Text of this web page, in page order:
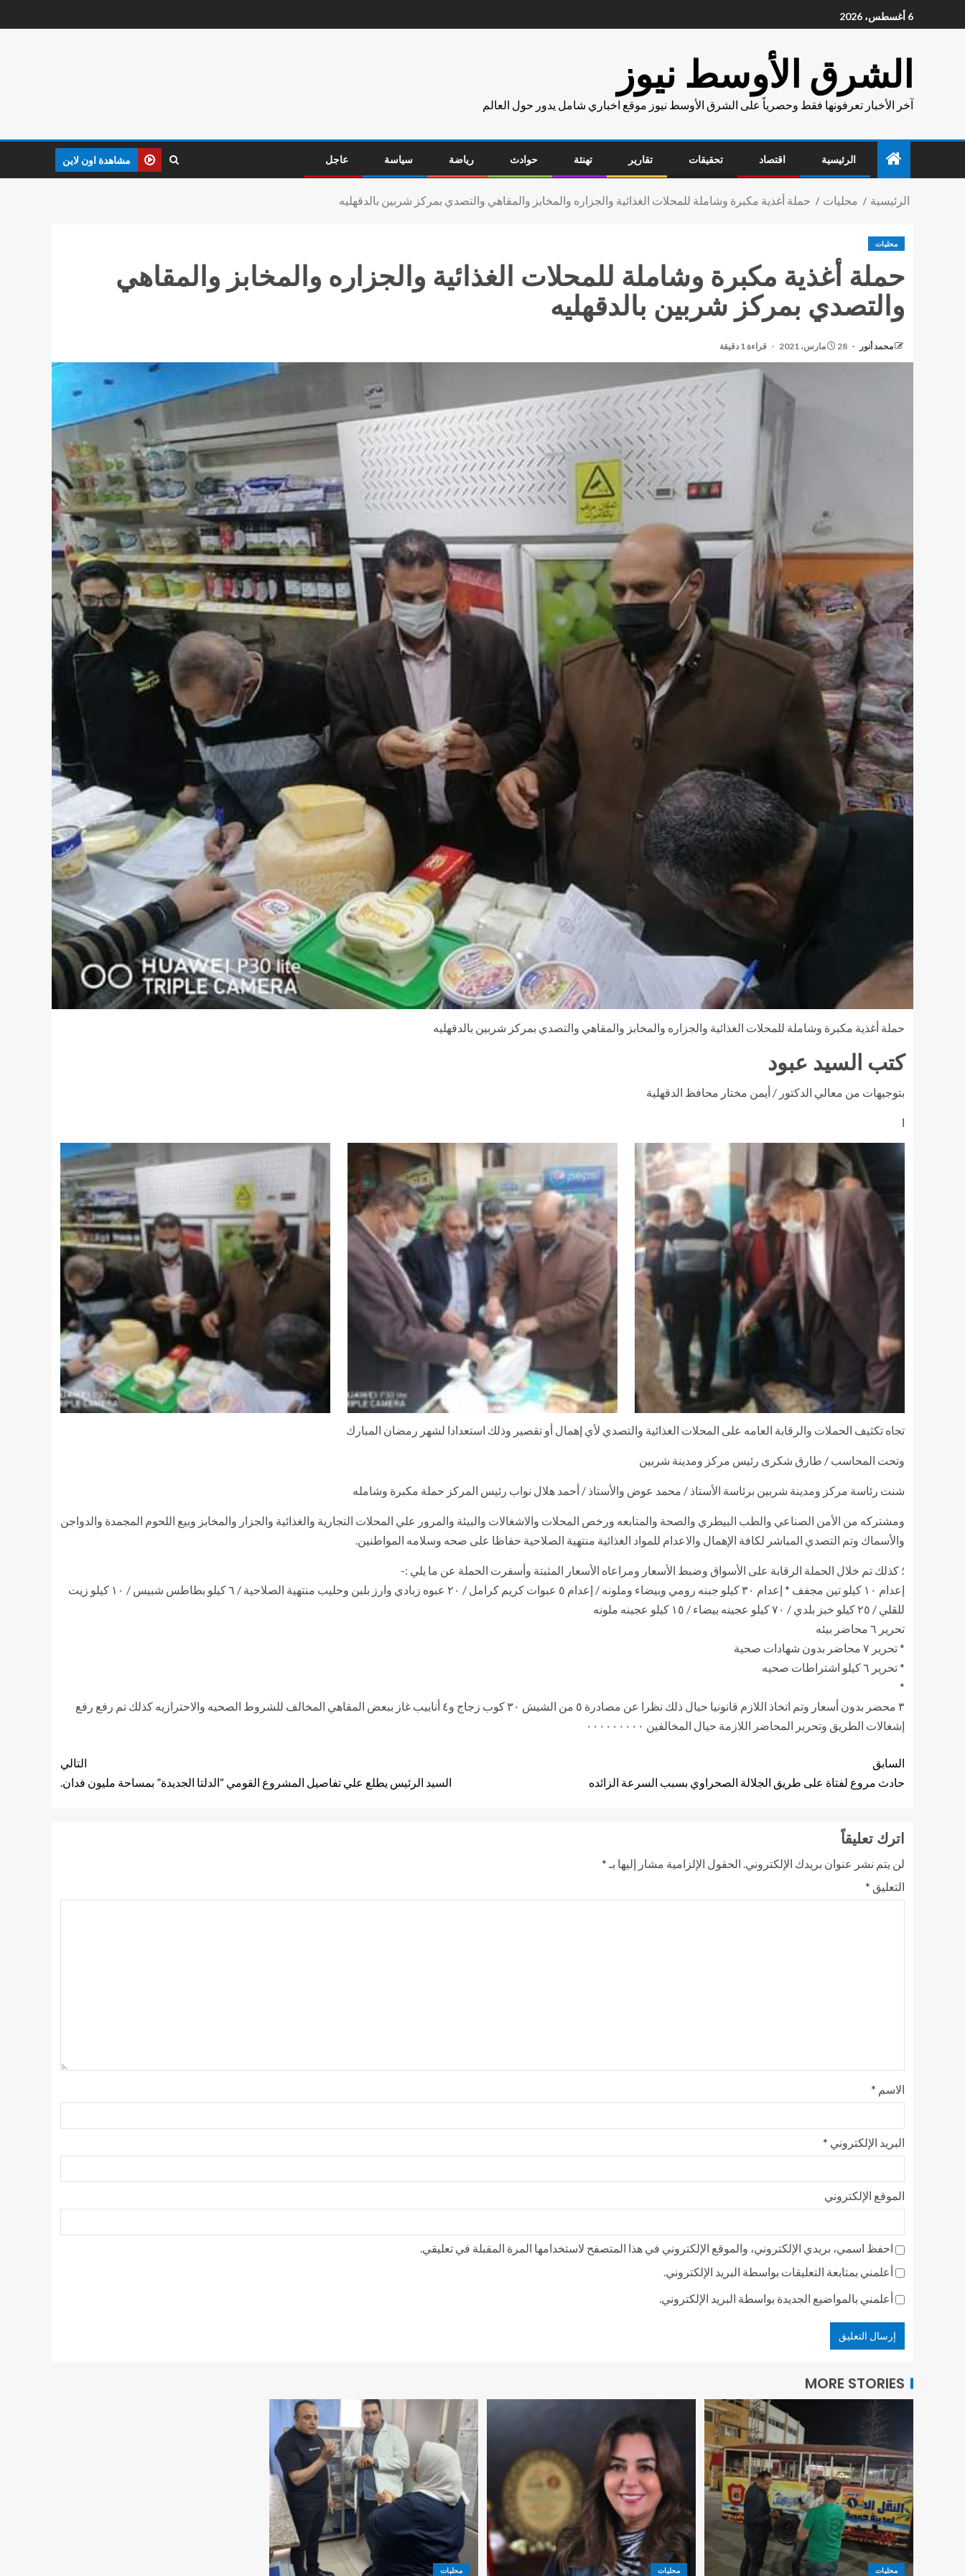
6 أغسطس، 2026
الشرق الأوسط نيوز
آخر الأخبار تعرفونها فقط وحصرياً على الشرق الأوسط نيوز موقع اخباري شامل يدور حول العالم
الرئيسية اقتصاد تحقيقات تقارير تهنئة حوادث رياضة سياسة عاجل مشاهدة اون لاين
الرئيسية محليات حملة أغذية مكبرة وشاملة للمحلات الغذائية والجزاره والمخابز والمقاهي والتصدي بمركز شربين بالدقهليه
محليات
حملة أغذية مكبرة وشاملة للمحلات الغذائية والجزاره والمخابز والمقاهي
والتصدي بمركز شربين بالدقهليه
محمد أنور 28 مارس، 2021 قراءة 1 دقيقة
حملة أغذية مكبرة وشاملة للمحلات الغذائية والجزاره والمخابز والمقاهي والتصدي بمركز شربين بالدقهليه
كتب السيد عبود
بتوجيهات من معالي الدكتور / أيمن مختار محافظ الدقهلية
ا
تجاه تكثيف الحملات والرقابة العامه على المحلات الغذائية والتصدي لأي إهمال أو تقصير وذلك استعدادا لشهر رمضان المبارك
وتحت المحاسب / طارق شكرى رئيس مركز ومدينة شربين
شنت رئاسة مركز ومدينة شربين برئاسة الأستاذ / محمد عوض والأستاذ / أحمد هلال نواب رئيس المركز حملة مكبرة وشامله
ومشتركه من الأمن الصناعي والطب البيطري والصحة والمتابعه ورخص المحلات والاشغالات والبيئة والمرور علي المحلات التجارية والغذائية والجزار والمخابز وبيع اللحوم المجمدة والدواجن
والأسماك وتم التصدي المباشر لكافة الإهمال والاعدام للمواد الغذائية منتهية الصلاحية حفاظا على صحه وسلامه المواطنين.
؛ كذلك تم خلال الحملة الرقابة على الأسواق وضبط الأسعار ومراعاه الأسعار المثبتة وأسفرت الحملة عن ما يلي :-
إعدام ١٠ كيلو تين مجفف * إعدام ٣٠ كيلو جبنه رومي وبيضاء وملونه / إعدام ٥ عبوات كريم كرامل / ٢٠ عبوه زبادي وارز بلبن وحليب منتهية الصلاحية / ٦ كيلو بطاطس شبيس / ١٠ كيلو زيت
للقلي / ٢٥ كيلو خبز بلدي / ٧٠ كيلو عجينه بيضاء / ١٥ كيلو عجينه ملونه
تحرير ٦ محاضر بيئه
* تحرير ٧ محاضر بدون شهادات صحية
* تحرير ٦ كيلو اشتراطات صحيه
*
٣ محضر بدون أسعار وتم اتخاذ اللازم قانونيا حيال ذلك نظرا عن مصادرة ٥ من الشيش ٣٠ كوب زجاج و٤ أنابيب غاز ببعض المقاهي المخالف للشروط الصحيه والاحترازيه كذلك تم رفع رفع
إشغالات الطريق وتحرير المحاضر اللازمة حيال المخالفين ٠٠٠٠٠٠٠٠٠
السابق
حادث مروع لفتاة على طريق الجلالة الصحراوي بسبب السرعة الزائده
التالي
السيد الرئيس يطلع علي تفاصيل المشروع القومي “الدلتا الجديدة” بمساحة مليون فدان.
اترك تعليقاً
لن يتم نشر عنوان بريدك الإلكتروني. الحقول الإلزامية مشار إليها بـ *
التعليق *
الاسم *
البريد الإلكتروني *
الموقع الإلكتروني
احفظ اسمي، بريدي الإلكتروني، والموقع الإلكتروني في هذا المتصفح لاستخدامها المرة المقبلة في تعليقي.
أعلمني بمتابعة التعليقات بواسطة البريد الإلكتروني.
أعلمني بالمواضيع الجديدة بواسطة البريد الإلكتروني.
MORE STORIES
محليات محليات محليات